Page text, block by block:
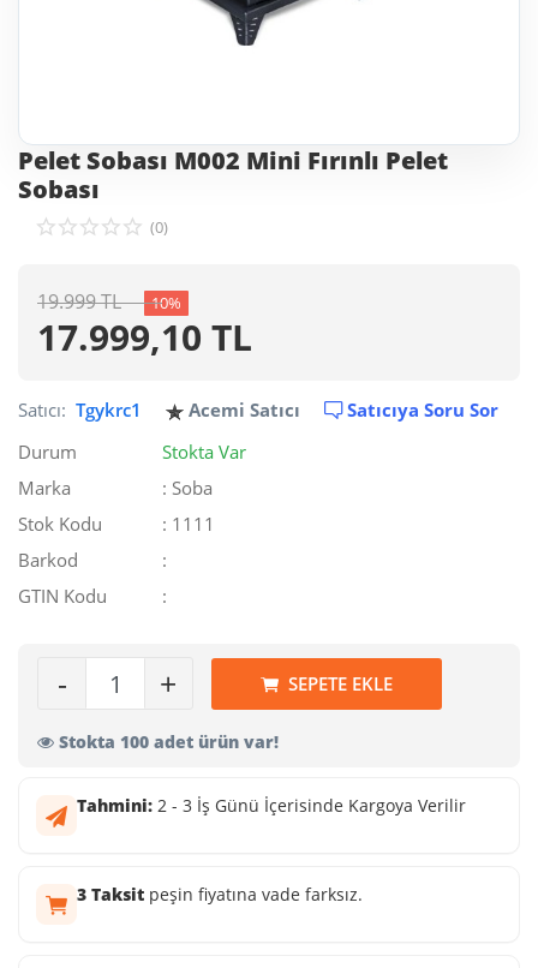
Pelet Sobası M002 Mini Fırınlı Pelet
Sobası
(0)
19.999TL 10%
17.999,10 TL
Satıcı: Tgykrc1 Acemi Satıcı
Satıcıya Soru Sor
Durum
Stokta Var
Marka
: Soba
Stok Kodu
: 1111
Barkod
:
GTIN Kodu
:
- + SEPETE EKLE
Stokta 100 adet ürün var!
Tahmini: 2 - 3 İş Günü İçerisinde Kargoya Verilir
3 Taksit peşin fiyatına vade farksız.